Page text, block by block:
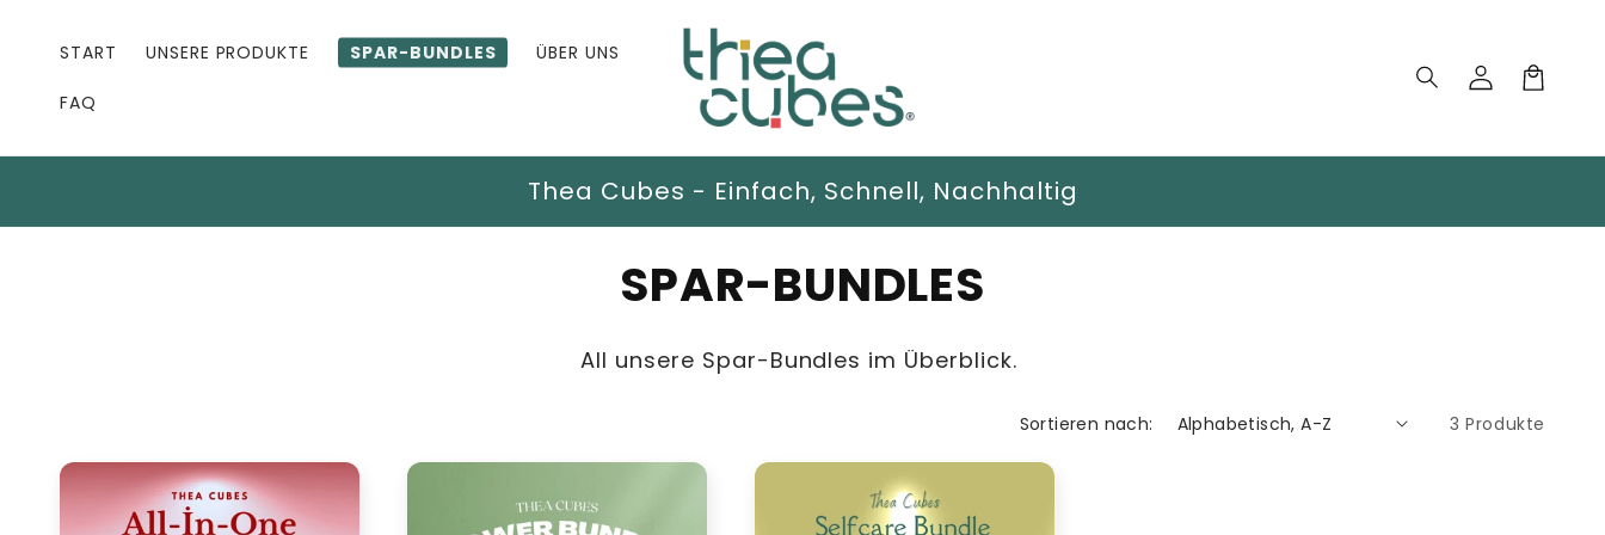
Inhalt
START UNSERE PRODUKTE SPAR-BUNDLES ÜBER UNS
FAQ
Einloggen
Thea Cubes - Einfach, Schnell, Nachhaltig
K
a
e
g
SPAR-BUNDLES
All unsere Spar-Bundles im Überblick.
Sortieren nach: 3 Produkte